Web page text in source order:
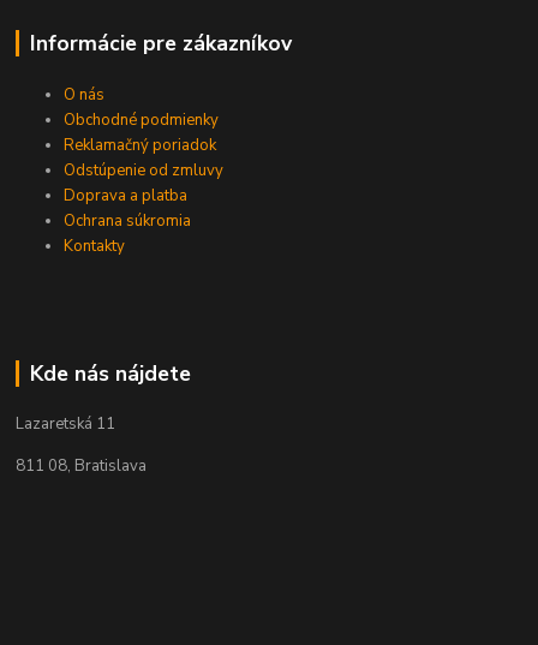
Informácie pre zákazníkov
O nás
Obchodné podmienky
Reklamačný poriadok
Odstúpenie od zmluvy
Doprava a platba
Ochrana súkromia
Kontakty
Kde nás nájdete
Lazaretská 11
811 08, Bratislava